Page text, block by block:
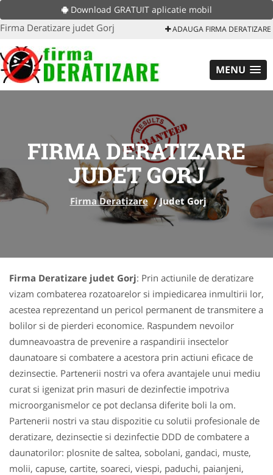
Download GRATUIT aplicatie mobil
Firma Deratizare judet Gorj ADAUGA FIRMA DERATIZARE
MENU
FIRMA DERATIZARE
JUDET GORJ
Firma Deratizare /Judet Gorj
Firma Deratizare judet Gorj: Prin actiunile de deratizare
vizam combaterea rozatoarelor si impiedicarea inmultirii lor,
acestea reprezentand un pericol permanent de transmitere a
bolilor si de pierderi economice. Raspundem nevoilor
dumneavoastra de prevenire a raspandirii insectelor
daunatoare si combatere a acestora prin actiuni eficace de
dezinsectie. Partenerii nostri va ofera avantajele unui mediu
curat si igenizat prin masuri de dezinfectie impotriva
microorganismelor ce pot declansa diferite boli la om.
Partenerii nostri va stau dispozitie cu solutii profesionale de
deratizare, dezinsectie si dezinfectie DDD de combatere a
daunatorilor: plosnite de saltea, sobolani, gandaci, muste,
molii, capuse, cartite, soareci, viespi, paduchi, paianjeni,